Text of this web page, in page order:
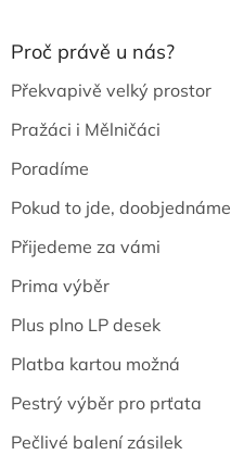
Proč právě u nás?
Překvapivě velký prostor
Pražáci i Mělničáci
Poradíme
Pokud to jde, doobjednáme
Přijedeme za vámi
Prima výběr
Plus plno LP desek
Platba kartou možná
Pestrý výběr pro prťata
Pečlivé balení zásilek